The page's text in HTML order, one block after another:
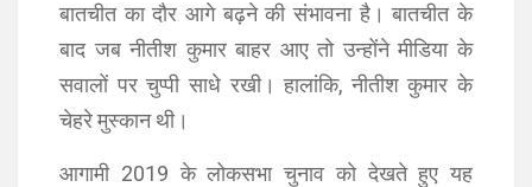
बातचीत का दौर आगे बढ़ने की संभावना है। बातचीत के
बाद जब नीतीश कुमार बाहर आए तो उन्होंने मीडिया के
सवालों पर चुप्पी साधे रखी। हालांकि, नीतीश कुमार के
चेहरे मुस्कान थी।
आगामी 2019 के लोकसभा चुनाव को देखते हुए यह